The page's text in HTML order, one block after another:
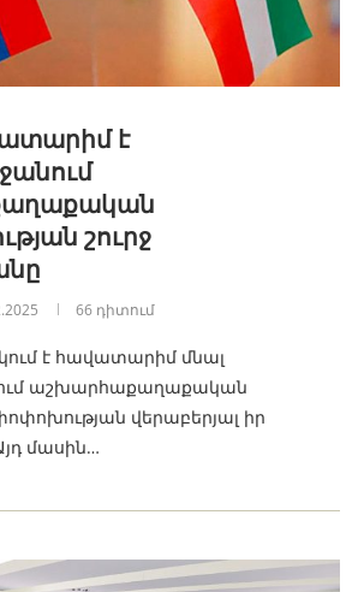
է
շուրջ
66 դիտում
է հավատարիմ մնալ
աշխարհաքաղաքական
վերաբերյալ իր
մասին…